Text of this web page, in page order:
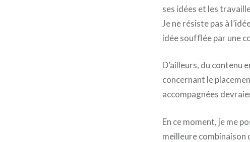
ses idées et les
Je ne résiste pas à
idée soufflée par une
D’ailleurs, du contenu
concernant le
accompagnées
En ce moment, je me
meilleure combinaison